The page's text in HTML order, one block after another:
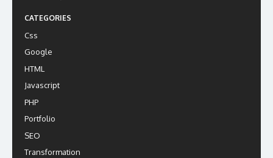
CATEGORIES
Css
Google
HTML
Javascript
PHP
Portfolio
SEO
Transformation